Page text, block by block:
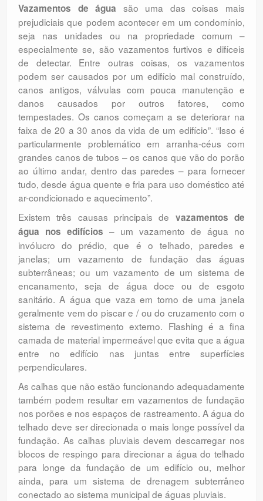
Vazamentos de água são uma das coisas mais
prejudiciais que podem acontecer em um condomínio,
seja nas unidades ou na propriedade comum –
especialmente se, são vazamentos furtivos e difíceis
de detectar. Entre outras coisas, os vazamentos
podem ser causados ​​por um edifício mal construído,
canos antigos, válvulas com pouca manutenção e
danos causados ​​por outros fatores, como
tempestades. Os canos começam a se deteriorar na
faixa de 20 a 30 anos da vida de um edifício”. “Isso é
particularmente problemático em arranha-céus com
grandes canos de tubos – os canos que vão do porão
ao último andar, dentro das paredes – para fornecer
tudo, desde água quente e fria para uso doméstico até
ar-condicionado e aquecimento”.
Existem três causas principais de vazamentos de
água nos edifícios – um vazamento de água no
invólucro do prédio, que é o telhado, paredes e
janelas; um vazamento de fundação das águas
subterrâneas; ou um vazamento de um sistema de
encanamento, seja de água doce ou de esgoto
sanitário. A água que vaza em torno de uma janela
geralmente vem do piscar e / ou do cruzamento com o
sistema de revestimento externo. Flashing é a fina
camada de material impermeável que evita que a água
entre no edifício nas juntas entre superfícies
perpendiculares.
As calhas que não estão funcionando adequadamente
também podem resultar em vazamentos de fundação
nos porões e nos espaços de rastreamento. A água do
telhado deve ser direcionada o mais longe possível da
fundação. As calhas pluviais devem descarregar nos
blocos de respingo para direcionar a água do telhado
para longe da fundação de um edifício ou, melhor
ainda, para um sistema de drenagem subterrâneo
conectado ao sistema municipal de águas pluviais.